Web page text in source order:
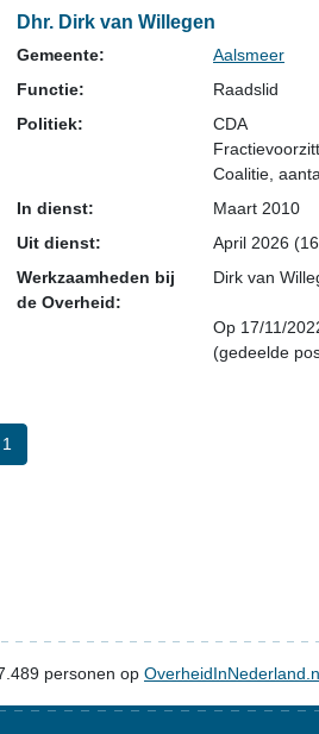
Dhr. Dirk van Willegen
Gemeente:
Aalsmeer
Functie:
Raadslid
Politiek:
CDA
Coalitie ,
In dienst:
Maart 2010
Uit dienst:
April 2026
Werkzaamheden bij
de Overheid:
Dirk van
Op 17/11/
(gedeelde
1
personen op